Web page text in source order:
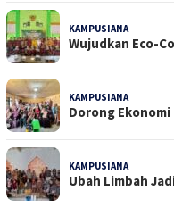
KAMPUSIANA
Wujudkan Eco-
KAMPUSIANA
Dorong
KAMPUSIANA
Ubah Limbah